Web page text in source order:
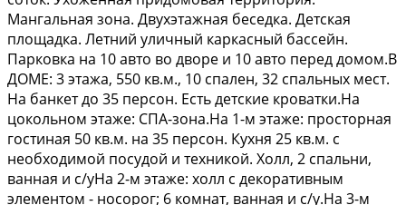
Мангальная зона. Двухэтажная беседка. Детская
площадка. Летний уличный каркасный бассейн.
Парковка на 10 авто во дворе и 10 авто перед домом.В
ДОМЕ: 3 этажа, 550 кв.м., 10 спален, 32 спальных мест.
На банкет до 35 персон. Есть детские кроватки.На
цокольном этаже: СПА-зона.На 1-м этаже: просторная
гостиная 50 кв.м. на 35 персон. Кухня 25 кв.м. с
необходимой посудой и техникой. Холл, 2 спальни,
ванная и с/уНа 2-м этаже: холл с декоративным
элементом - носорог; 6 комнат, ванная и с/у.На 3-м